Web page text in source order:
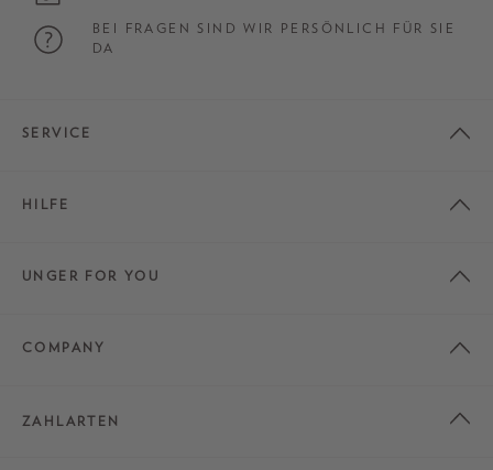
BEI FRAGEN SIND WIR PERSÖNLICH FÜR SIE
DA
SERVICE
HILFE
UNGER FOR YOU
COMPANY
ZAHLARTEN